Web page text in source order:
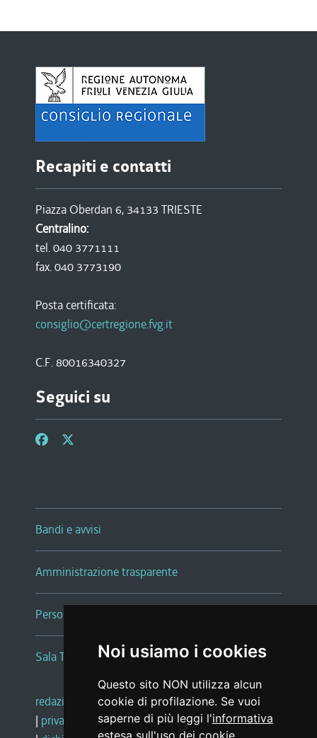
Noi usiamo i cookies
Questo sito NON utilizza alcun
cookie di profilazione. Se vuoi
saperne di più leggi l'informativa
estesa sull'uso dei cookie.
Recapiti e contatti
Piazza Oberdan 6, 34133 TRIESTE
Centralino:
tel. 040 3771111
fax. 040 3773190
Posta certificata:
consiglio@certregione.fvg.it
C.F. 80016340327
Seguici su
Bandi e avvisi
Amministrazione trasparente
Persone e Uffici
Sala Tiziano Tessitori
redazione web |note legali |glossario
| privacy
social media policy